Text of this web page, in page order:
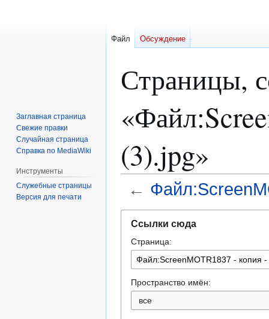
Страницы,
(3).jpg»
←
навигации
поиску
Ссылки сюда
Страница:
Пространство имён:
все
Файл Обсуждение
Заглавная страница
Свежие правки
Случайная страница
Справка по MediaWiki
Инструменты
Служебные страницы
Версия для печати